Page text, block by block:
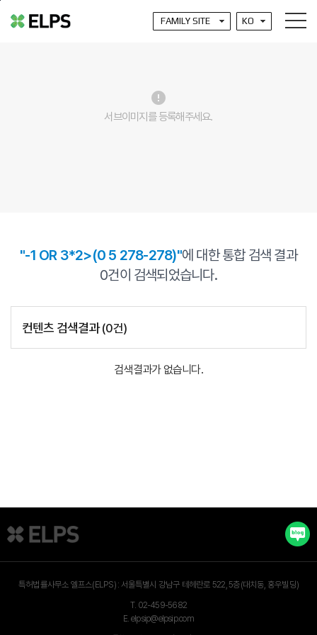
error
서브이미지를 등록해주세요.
"-1 OR 3*2>(0 5 278-278)"에 대한 통합 검색 결과
0건이 검색되었습니다.
컨텐츠 검색결과(0건)
검색결과가 없습니다.
특허법률사무소 엘프스(ELPS) : 서울특별시 강남구 테헤란로 522, 5층(대치동, 홍우빌딩)
T. 02-459-5682
E. elpsip@elpsip.com